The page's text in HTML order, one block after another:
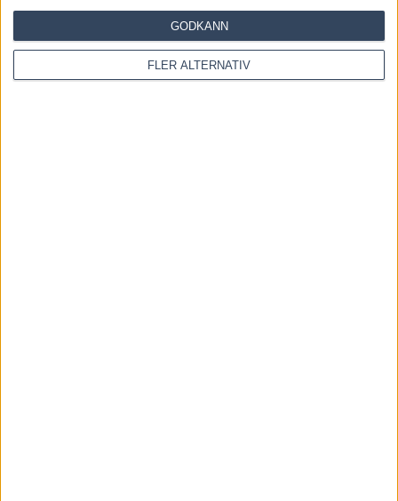
FLER ALTERNATIV
GODKÄNN
Majblomster vann och kom lös